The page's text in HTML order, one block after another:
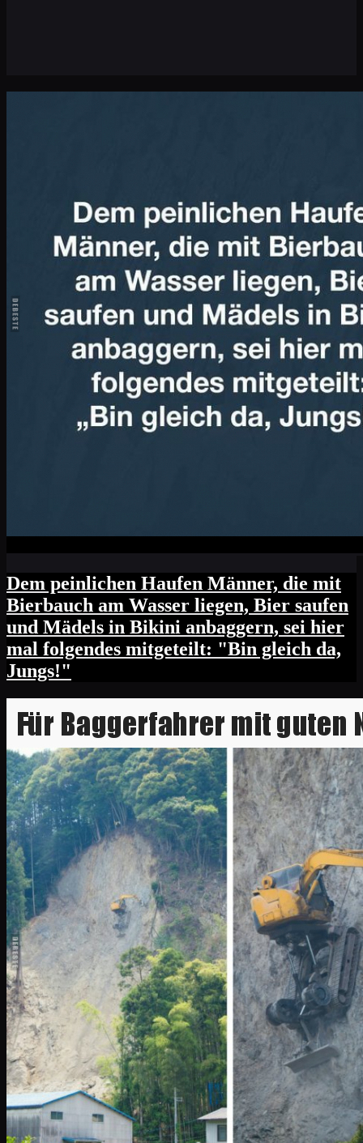
Dem peinlichen Haufen Männer, die mit
Bierbauch am Wasser liegen, Bier saufen
und Mädels in Bikini anbaggern, sei hier
mal folgendes mitgeteilt: "Bin gleich da,
Jungs!"